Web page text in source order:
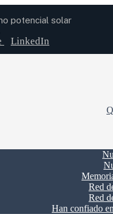
potencial solar
LinkedIn
Red
Red
Han confiado